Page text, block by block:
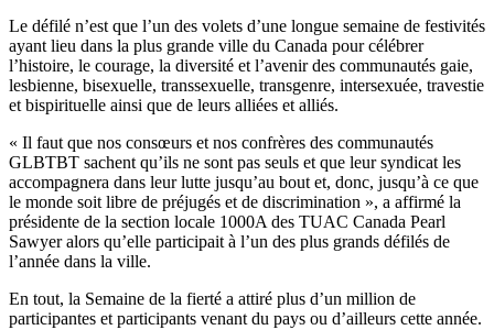
Le défilé n’est que l’un des volets d’une longue semaine de festivités
ayant lieu dans la plus grande ville du Canada pour célébrer
l’histoire, le courage, la diversité et l’avenir des communautés gaie,
lesbienne, bisexuelle, transsexuelle, transgenre, intersexuée, travestie
et bispirituelle ainsi que de leurs alliées et alliés.
« Il faut que nos consœurs et nos confrères des communautés
GLBTBT sachent qu’ils ne sont pas seuls et que leur syndicat les
accompagnera dans leur lutte jusqu’au bout et, donc, jusqu’à ce que
le monde soit libre de préjugés et de discrimination », a affirmé la
présidente de la section locale 1000A des TUAC Canada Pearl
Sawyer alors qu’elle participait à l’un des plus grands défilés de
l’année dans la ville.
En tout, la Semaine de la fierté a attiré plus d’un million de
participantes et participants venant du pays ou d’ailleurs cette année.